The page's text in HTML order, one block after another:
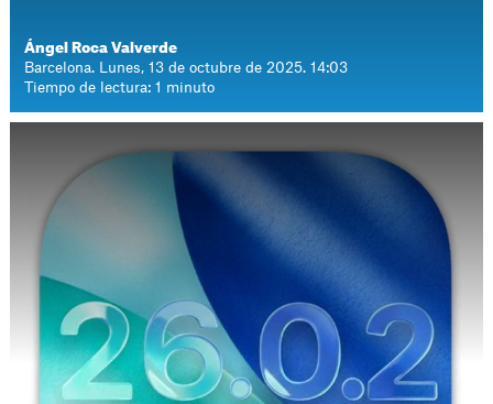
Ángel Roca Valverde
Barcelona. Lunes, 13 de octubre de 2025. 14:03
Tiempo de lectura: 1 minuto